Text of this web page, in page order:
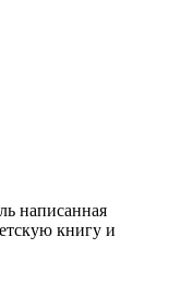
написанная
книгу и